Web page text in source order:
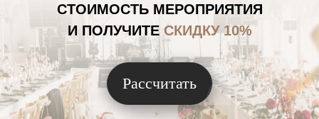
Рассчитать
СТОИМОСТЬ МЕРОПРИЯТИЯ
И ПОЛУЧИТЕСКИДКУ 10%